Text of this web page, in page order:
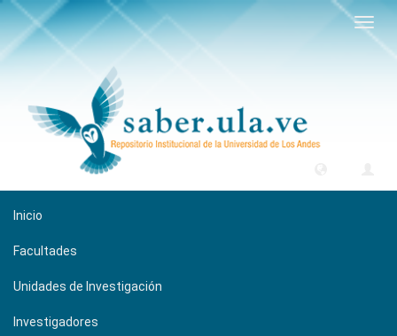
Inicio
Facultades
Unidades de Investigación
Investigadores